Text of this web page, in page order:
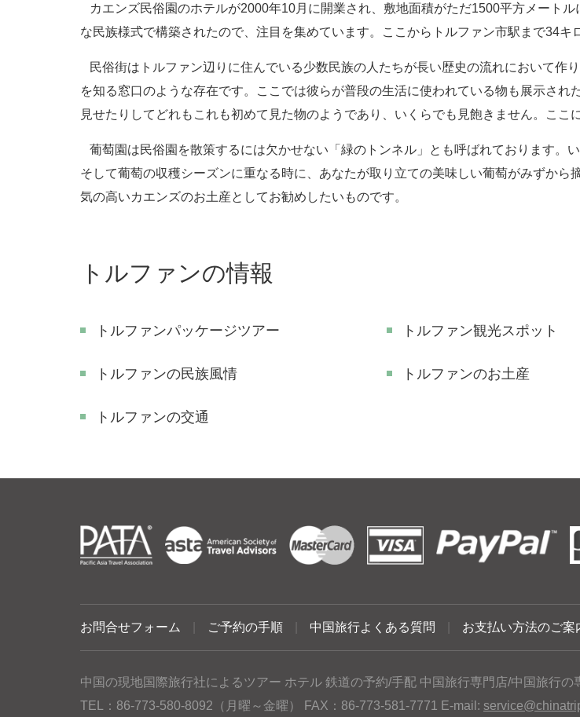
カエンズ民俗園のホテルが2000年10月に開業され、敷地面積がただ1500平方メート
な民族様式で構築されたので、注目を集めています。ここからトルファン市駅まで34キ
民俗街はトルファン辺りに住んでいる少数民族の人たちが長い歴史の流れにおいて作
を知る窓口のような存在です。ここでは彼らが普段の生活に使われている物も展示さ
見せたりしてどれもこれも初めて見た物のようであり、いくらでも見飽きません。ここ
葡萄園は民俗園を散策するには欠かせない「緑のトンネル」とも呼ばれております。
そして葡萄の収穫シーズンに重なる時に、あなたが取り立ての美味しい葡萄がみずか
気の高いカエンズのお土産としてお勧めしたいものです。
トルファンの情報
トルファンパッケージツアー トルファン観光スポット
トルファンの民族風情 トルファンのお土産
トルファンの交通
お問合せフォーム ご予約の手順 中国旅行よくある質問 お支払い方法のご案
中国の現地国際旅行社によるツアー ホテル 鉄道の予約/手配 中国旅行専門店/中国旅行の
TEL：86-773-580-8092（月曜～金曜） FAX：86-773-581-7771 E-mail: